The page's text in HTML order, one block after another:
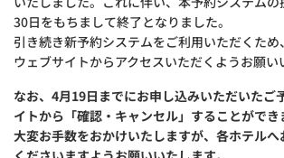
30日をもちまして終了となりました。
引き続き新予約システムをご利用いただくた
ウェブサイトからアクセスいただくようお願い
なお、4月19日までにお申し込みいただいたご
イトから「確認・キャンセル」することができ
大変お手数をおかけいたしますが、各ホテル